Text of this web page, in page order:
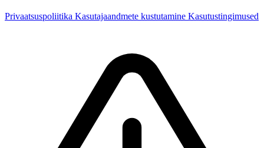
Privaatsuspoliitika Kasutajaandmete kustutamine Kasutustingimused